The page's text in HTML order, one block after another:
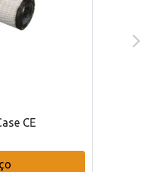
CE